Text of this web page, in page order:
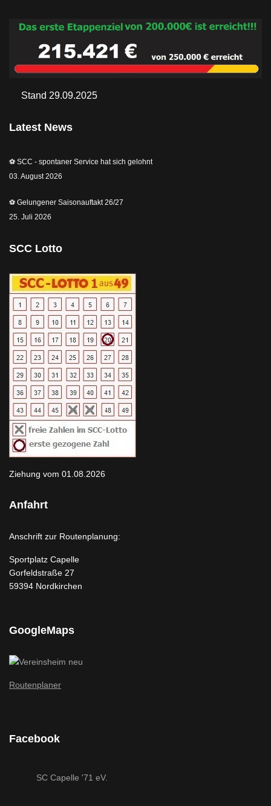
Stand 29.09.2025
Latest News
⚽️ SCC - spontaner Service hat sich gelohnt
03. August 2026
⚽️ Gelungener Saisonauftakt 26/27
25. Juli 2026
SCC Lotto
Ziehung vom 01.08.2026
Anfahrt
Anschrift zur Routenplanung:
Sportplatz Capelle
Gorfeldstraße 27
59394 Nordkirchen
GoogleMaps
Routenplaner
Facebook
SC Capelle '71 eV.